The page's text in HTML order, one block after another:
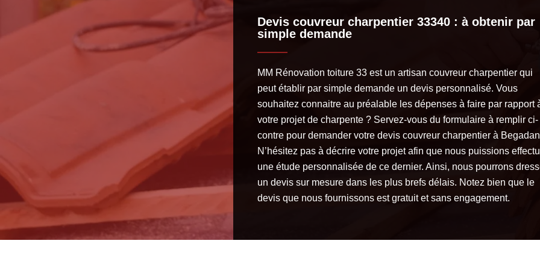
Devis couvreur charpentier 33340 : à obtenir par
simple demande
MM Rénovation toiture 33 est un artisan couvreur charpentier qui
peut établir par simple demande un devis personnalisé. Vous
souhaitez connaitre au préalable les dépenses à faire par rapport
votre projet de charpente ? Servez-vous du formulaire à remplir ci-
contre pour demander votre devis couvreur charpentier à
N’hésitez pas à décrire votre projet afin que nous puissions
une étude personnalisée de ce dernier. Ainsi, nous pourrons
un devis sur mesure dans les plus brefs délais. Notez bien que le
devis que nous fournissons est gratuit et sans engagement.